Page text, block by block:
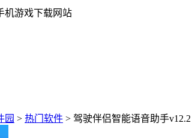
机游戏下载网站
园 > 热门软件 > 驾驶伴侣智能语音助手